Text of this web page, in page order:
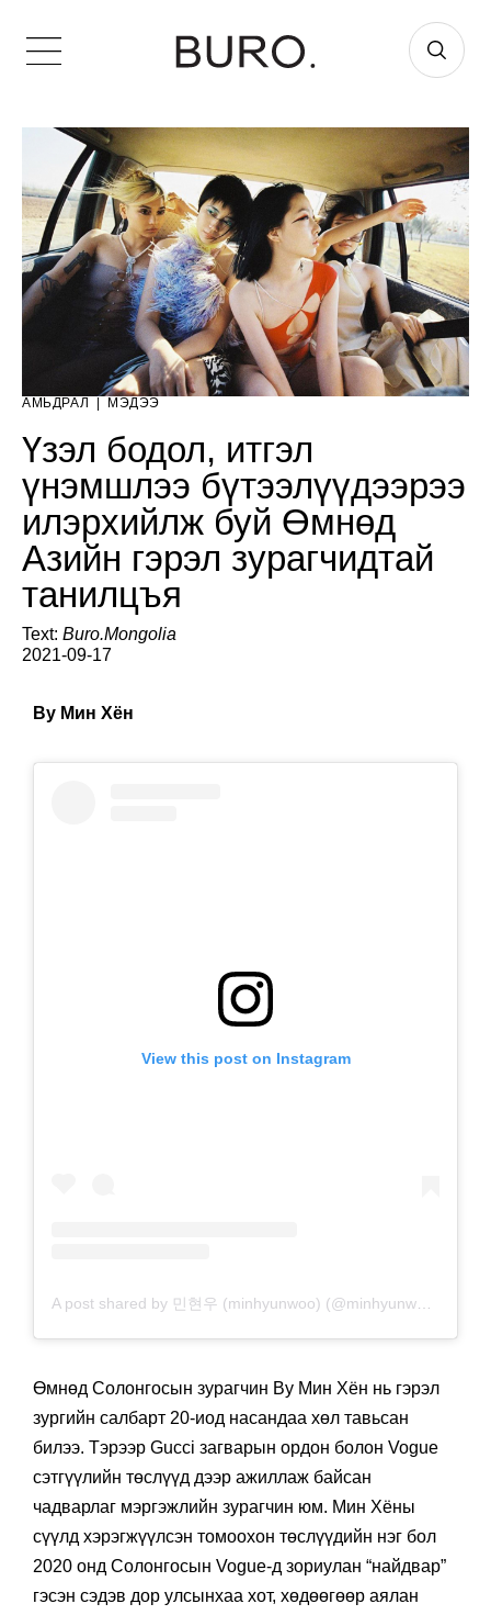
АМЬДРАЛ МЭДЭЭ
Үзэл бодол, итгэл
үнэмшлээ бүтээлүүдээрээ
илэрхийлж буй Өмнөд
Азийн гэрэл зурагчидтай
танилцъя
Text: Buro.Mongolia
2021-09-17
Ву Мин Хён
View this post on Instagram
A post shared by 민현우 (minhyunwoo) (@minhyunwoo_)
Өмнөд Солонгосын зурагчин Ву Мин Хён нь гэрэл
зургийн салбарт 20-иод насандаа хөл тавьсан
билээ. Тэрээр Gucci загварын ордон болон Vogue
сэтгүүлийн төслүүд дээр ажиллаж байсан
чадварлаг мэргэжлийн зурагчин юм. Мин Хёны
сүүлд хэрэгжүүлсэн томоохон төслүүдийн нэг бол
2020 онд Солонгосын Vogue-д зориулан “найдвар”
гэсэн сэдэв дор улсынхаа хот, хөдөөгөөр аялан